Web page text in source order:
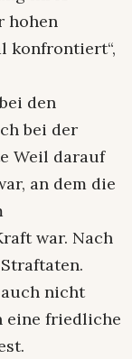
hohen
konfrontiert“,
den
bei der
Weil darauf
an dem die
war. Nach
nicht
eine friedliche